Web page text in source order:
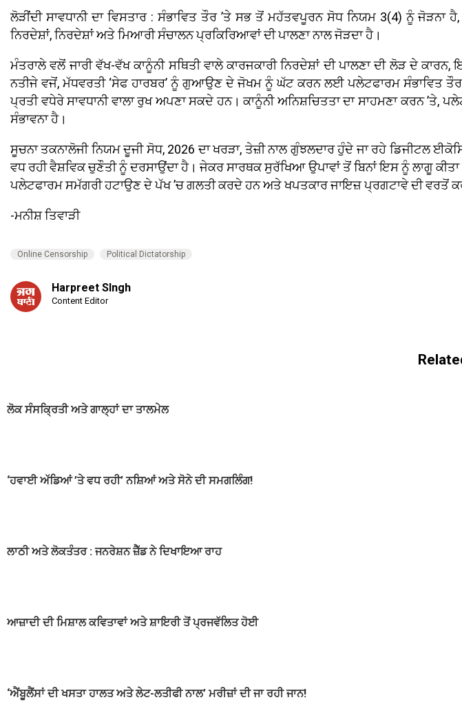
ਲੋੜੀਂਦੀ ਸਾਵਧਾਨੀ ਦਾ ਵਿਸਤਾਰ : ਸੰਭਾਵਿਤ ਤੌਰ ’ਤੇ ਸਭ ਤੋਂ ਮਹੱਤਵਪੂਰਨ ਸੋਧ ਨਿਯਮ 3(4) ਨੂੰ ਜੋੜਨਾ
ਨਿਰਦੇਸ਼ਾਂ, ਨਿਰਦੇਸ਼ਾਂ ਅਤੇ ਮਿਆਰੀ ਸੰਚਾਲਨ ਪ੍ਰਕਿਰਿਆਵਾਂ ਦੀ ਪਾਲਣਾ ਨਾਲ ਜੋੜਦਾ ਹੈ।
ਮੰਤਰਾਲੇ ਵਲੋਂ ਜਾਰੀ ਵੱਖ-ਵੱਖ ਕਾਨੂੰਨੀ ਸਥਿਤੀ ਵਾਲੇ ਕਾਰਜਕਾਰੀ ਨਿਰਦੇਸ਼ਾਂ ਦੀ ਪਾਲਣਾ ਦੀ ਲੋੜ ਦੇ
ਨਤੀਜੇ ਵਜੋਂ, ਮੱਧਵਰਤੀ ‘ਸੇਫ ਹਾਰਬਰ’ ਨੂੰ ਗੁਆਉਣ ਦੇ ਜੋਖਮ ਨੂੰ ਘੱਟ ਕਰਨ ਲਈ ਪਲੇਟਫਾਰਮ ਸੰਭਾਵਿਤ ਤੌਰ
ਪ੍ਰਤੀ ਵਧੇਰੇ ਸਾਵਧਾਨੀ ਵਾਲਾ ਰੁਖ ਅਪਣਾ ਸਕਦੇ ਹਨ। ਕਾਨੂੰਨੀ ਅਨਿਸ਼ਚਿਤਤਾ ਦਾ ਸਾਹਮਣਾ ਕਰਨ
ਸੰਭਾਵਨਾ ਹੈ।
ਸੂਚਨਾ ਤਕਨਾਲੋਜੀ ਨਿਯਮ ਦੂਜੀ ਸੋਧ, 2026 ਦਾ ਖਰੜਾ, ਤੇਜ਼ੀ ਨਾਲ ਗੁੰਝਲਦਾਰ ਹੁੰਦੇ ਜਾ ਰਹੇ ਡਿਜੀਟਲ
ਵਧ ਰਹੀ ਵੈਸ਼ਵਿਕ ਚੁਣੌਤੀ ਨੂੰ ਦਰਸਾਉਂਦਾ ਹੈ। ਜੇਕਰ ਸਾਰਥਕ ਸੁਰੱਖਿਆ ਉਪਾਵਾਂ ਤੋਂ ਬਿਨਾਂ ਇਸ ਨੂੰ ਲਾਗੂ
ਪਲੇਟਫਾਰਮ ਸਮੱਗਰੀ ਹਟਾਉਣ ਦੇ ਪੱਖ ’ਚ ਗਲਤੀ ਕਰਦੇ ਹਨ ਅਤੇ ਖਪਤਕਾਰ ਜਾਇਜ਼ ਪ੍ਰਗਟਾਵੇ ਦੀ ਵਰਤੋਂ
-ਮਨੀਸ਼ ਤਿਵਾੜੀ
Online Censorship Political Dictatorship
Harpreet SIngh
Content Editor
ਲੋਕ ਸੰਸਕ੍ਰਿਤੀ ਅਤੇ ਗਾਲ੍ਹਾਂ ਦਾ ਤਾਲਮੇਲ
‘ਹਵਾਈ ਅੱਡਿਆਂ ’ਤੇ ਵਧ ਰਹੀ’ ਨਸ਼ਿਆਂ ਅਤੇ ਸੋਨੇ ਦੀ ਸਮਗਲਿੰਗ!
ਲਾਠੀ ਅਤੇ ਲੋਕਤੰਤਰ : ਜਨਰੇਸ਼ਨ ਜ਼ੈੱਡ ਨੇ ਦਿਖਾਇਆ ਰਾਹ
ਆਜ਼ਾਦੀ ਦੀ ਮਿਸ਼ਾਲ ਕਵਿਤਾਵਾਂ ਅਤੇ ਸ਼ਾਇਰੀ ਤੋਂ ਪ੍ਰਜਵੱਲਿਤ ਹੋਈ
‘ਐਂਬੂਲੈਂਸਾਂ ਦੀ ਖਸਤਾ ਹਾਲਤ ਅਤੇ ਲੇਟ-ਲਤੀਫੀ ਨਾਲ’ ਮਰੀਜ਼ਾਂ ਦੀ ਜਾ ਰਹੀ ਜਾਨ!